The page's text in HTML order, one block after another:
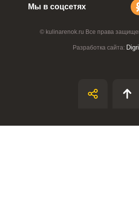
© kulinarenok.ru Все права
Разработка сайта:
Мы в соцсетях